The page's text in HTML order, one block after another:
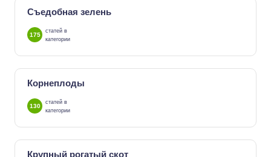
Съедобная зелень
175
статей в
категории
Корнеплоды
130
статей в
категории
Крупный рогатый скот